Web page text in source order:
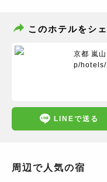
このホテルをシ
京都 嵐
p/
LINEで送る
周辺で人気の宿